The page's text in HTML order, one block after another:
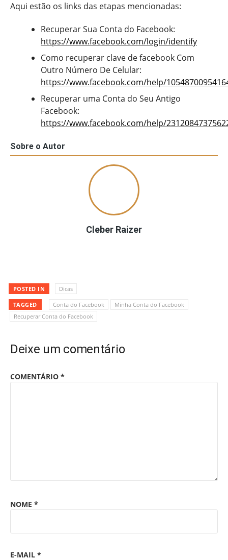
Aqui estão os links das etapas mencionadas:
Recuperar Sua Conta do Facebook:
https://www.facebook.com/login/identify
Como recuperar clave de facebook Com
Outro Número De Celular:
https://www.facebook.com/help/
Recuperar uma Conta do Seu Antigo
Facebook:
https://www.facebook.com/help/
Sobre o Autor
Cleber Raizer
POSTED IN Dicas
TAGGED Conta do Facebook
Minha Conta do Facebook
Recuperar Conta do Facebook
Deixe um comentário
COMENTÁRIO *
NOME *
E-MAIL *